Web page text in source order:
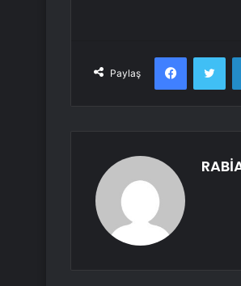
Paylaş
Facebook